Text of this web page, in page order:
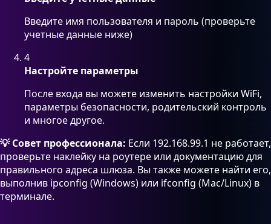
Введите имя пользователя и пароль (проверьте
учетные данные ниже)
4
Настройте параметры
После входа вы можете изменить настройки WiFi,
параметры безопасности, родительский контроль
и многое другое.
💡 Совет профессионала: Если 192.168.99.1 не работает,
проверьте наклейку на роутере или документацию для
правильного адреса шлюза. Вы также можете найти его,
выполнив ipconfig (Windows) или ifconfig (Mac/Linux) в
терминале.